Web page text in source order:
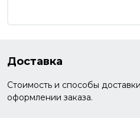
Доставка
Стоимость и способы
оформлении заказа.